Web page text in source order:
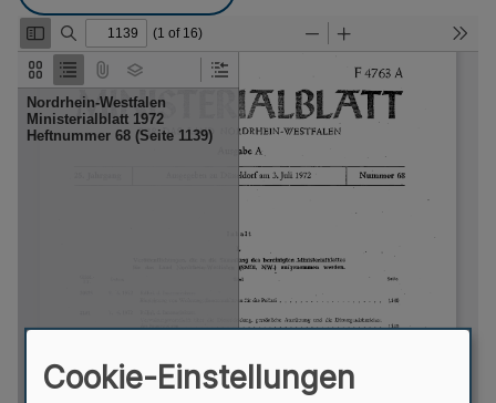
Cookie-Einstellungen